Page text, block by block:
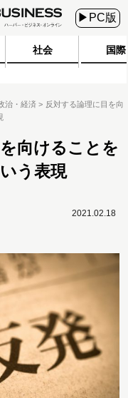
▶PC版
社会 国際
治・経済
反対する論理に目を向
向けることを
う表現
2021.02.18